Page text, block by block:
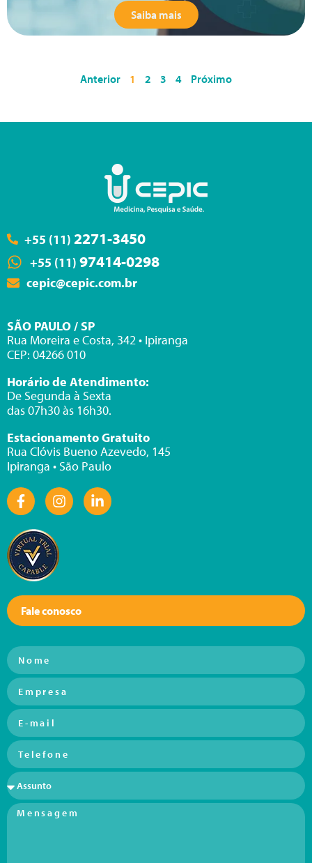
Saiba mais
Anterior 1 2 3 4 Próximo
+55 (11) 2271-3450
+55 (11) 97414-0298
cepic@cepic.com.br
SÃO PAULO / SP
Rua Moreira e Costa, 342 • Ipiranga
CEP: 04266 010
Horário de Atendimento:
De Segunda à Sexta
das 07h30 às 16h30.
Estacionamento Gratuito
Rua Clóvis Bueno Azevedo, 145
Ipiranga • São Paulo
Fale conosco